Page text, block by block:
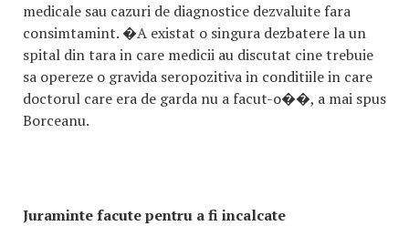
medicale sau cazuri de diagnostice dezvaluite fara
consimtamint. �A existat o singura dezbatere la un
spital din tara in care medicii au discutat cine trebuie
sa opereze o gravida seropozitiva in conditiile in care
doctorul care era de garda nu a facut-o��, a mai spus
Borceanu.
Juraminte facute pentru a fi incalcate